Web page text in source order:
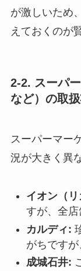
が激しいため
えておくのが
2-2. スーパ
など）の取
スーパーマー
況が大きく異
イオン（
すが、全店
カルディ:
がちですが
成城石井: